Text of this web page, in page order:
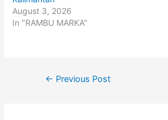
n
e
w
w
n
e
w
)
August 3, 2026
In "RAMBU MARKA"
Post
← Previous Post